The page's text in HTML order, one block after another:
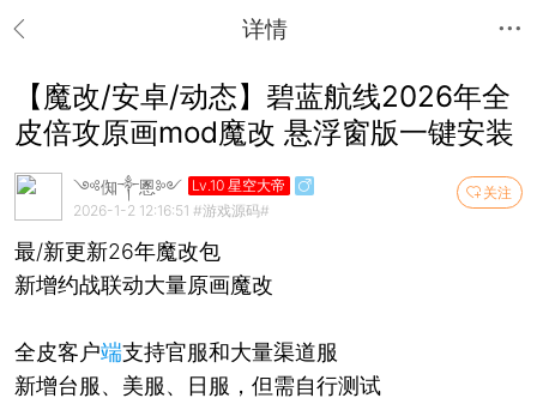
详情
【魔改/安卓/动态】碧蓝航线2026年全
皮倍攻原画mod魔改 悬浮窗版一键安装
关注
༺倁༒慁༻ Lv.10 星空大帝
2026-1-2 12:16:51 #游戏源码#
最/新更新26年魔改包
新增约战联动大量原画魔改
全皮客户端支持官服和大量渠道服
新增台服、美服、日服，但需自行测试